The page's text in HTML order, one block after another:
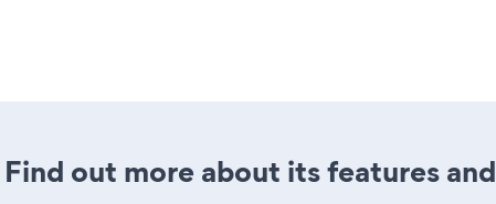
out more about its features and